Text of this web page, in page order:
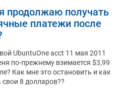
продолжаю получать
платежи после
UbuntuOne acct 11 мая 2011
по-прежнему взимается $3,99
Как мне это остановить и как
свои 8 долларов??